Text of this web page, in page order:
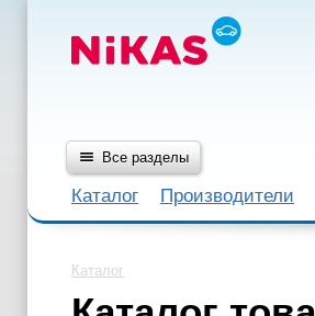
Все разделы
Каталог Производители
Каталог